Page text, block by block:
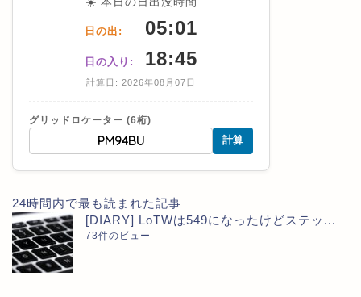
日の出: 05:01
日の入り: 18:45
計算日: 2026年08月07日
グリッドロケーター (6桁)
計算
24時間内で最も読まれた記事
[DIARY] LoTWは549になったけどステッ...
73件のビュー